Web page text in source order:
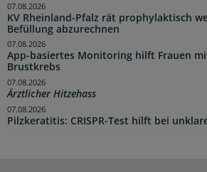
KV Rheinland-Pfalz rät prophylaktisch
Befüllung abzurechnen
07.08.2026
App-basiertes Monitoring hilft Frauen
Brustkrebs
07.08.2026
Ärztlicher Hitzehass
07.08.2026
Pilzkeratitis: CRISPR-Test hilft bei
07.08.2026